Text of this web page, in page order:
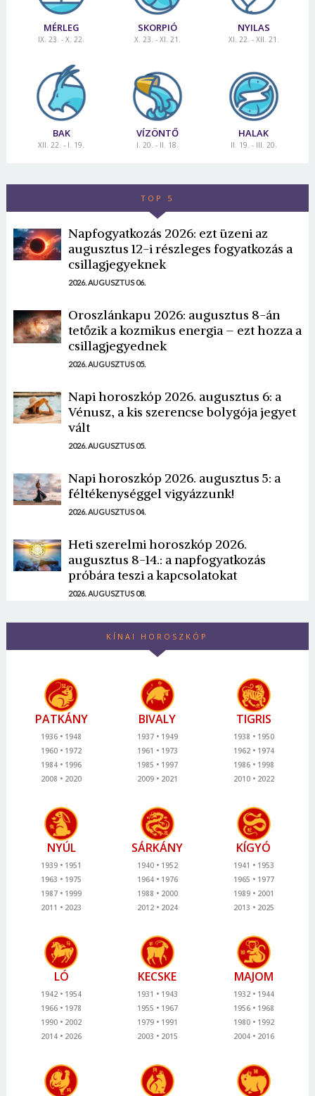
MÉRLEG
IX. 23. - X. 22.
SKORPIÓ
X. 23. - XI. 21.
NYILAS
XI. 22. - XII. 21.
BAK
XII. 22. - I. 19.
VÍZÖNTŐ
I. 20. - II. 18.
HALAK
II. 19. - III. 20.
TOP 5
Napfogyatkozás 2026: ezt üzeni az
augusztus 12-i részleges fogyatkozás a
csillagjegyeknek
2026. AUGUSZTUS 06.
Oroszlánkapu 2026: augusztus 8-án
tetőzik a kozmikus energia – ezt hozza a
csillagjegyednek
2026. AUGUSZTUS 05.
Napi horoszkóp 2026. augusztus 6: a
Vénusz, a kis szerencse bolygója jegyet
vált
2026. AUGUSZTUS 05.
Napi horoszkóp 2026. augusztus 5: a
féltékenységgel vigyázzunk!
2026. AUGUSZTUS 04.
Heti szerelmi horoszkóp 2026.
augusztus 8-14.: a napfogyatkozás
próbára teszi a kapcsolatokat
2026. AUGUSZTUS 08.
KÍNAI HOROSZKÓP
PATKÁNY
1936
1948
1960
1972
1984
1996
2008
2020
BIVALY
1937
1949
1961
1973
1985
1997
2009
2021
TIGRIS
1938
1950
1962
1974
1986
1998
2010
2022
NYÚL
1939
1951
1963
1975
1987
1999
2011
2023
SÁRKÁNY
1940
1952
1964
1976
1988
2000
2012
2024
KÍGYÓ
1941
1953
1965
1977
1989
2001
2013
2025
LÓ
1942
1954
1966
1978
1990
2002
2014
2026
KECSKE
1931
1943
1955
1967
1979
1991
2003
2015
MAJOM
1932
1944
1956
1968
1980
1992
2004
2016